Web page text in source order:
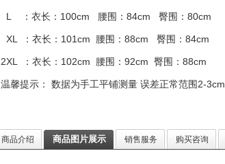
L ： 衣长：100cm 腰围：84cm 臀围 ：80cm
XL ： 衣长：101cm 腰围：88cm 臀围 ：84cm
2XL ： 衣长：102cm 腰围：92cm 臀围 ：88cm
温馨提示： 数据为手工平铺测量 误差正常范围2-3cm
商品介绍 商品图片展示 销售服务 购买咨询